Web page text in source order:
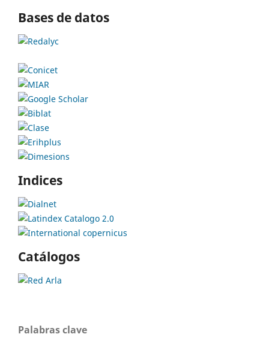
Bases de datos
Indices
Catálogos
Palabras clave